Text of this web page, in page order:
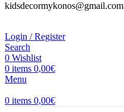
kidsdecormykonos@gmail.com
Login / Register
Search
0 Wishlist
0 items 0,00€
Menu
0 items 0,00€